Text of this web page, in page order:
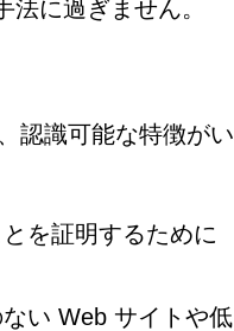
に過ぎません。
認識可能な特徴がい
を証明するために
い Web サイトや低